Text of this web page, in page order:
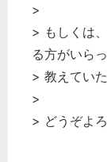
>
> もしくは
る方がいら
> 教えてい
>
> どうぞよ